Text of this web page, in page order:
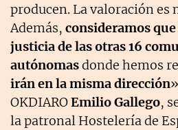
producen. La valoración es
Además, consideramos
justicia de las otras 16
autónomasdonde hemos
irán en la misma dirección
OKDIAROEmilio Gallego,
la patronal Hostelería de